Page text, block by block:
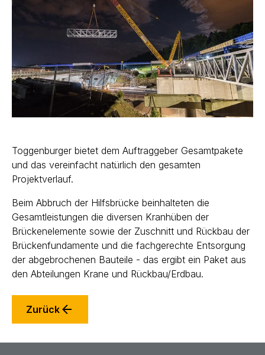
Toggenburger bietet dem Auftraggeber Gesamtpakete
und das vereinfacht natürlich den gesamten
Projektverlauf.
Beim Abbruch der Hilfsbrücke beinhalteten die
Gesamtleistungen die diversen Kranhüben der
Brückenelemente sowie der Zuschnitt und Rückbau der
Brückenfundamente und die fachgerechte Entsorgung
der abgebrochenen Bauteile - das ergibt ein Paket aus
den Abteilungen Krane und Rückbau/Erdbau.
Zurück